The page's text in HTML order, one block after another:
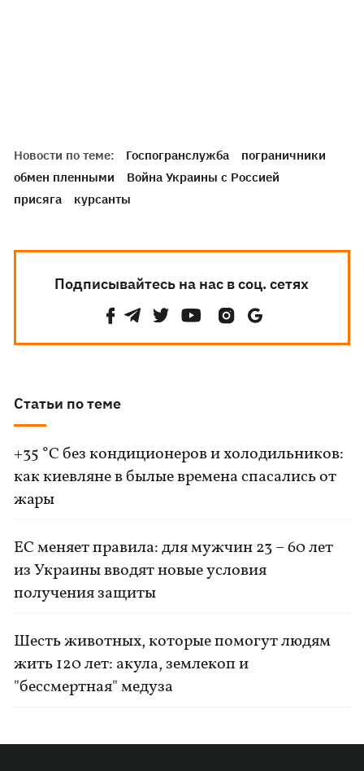
Новости по теме: Госпогранслужба
пограничники
обмен пленными
Война Украины с Россией
присяга
курсанты
Подписывайтесь на нас в соц. сетях
Статьи по теме
+35 °C без кондиционеров и холодильников:
как киевляне в былые времена спасались от
жары
ЕС меняет правила: для мужчин 23 – 60 лет
из Украины вводят новые условия
получения защиты
Шесть животных, которые помогут людям
жить 120 лет: акула, землекоп и
"бессмертная" медуза